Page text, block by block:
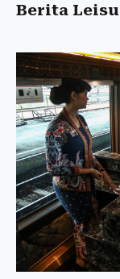
Berita